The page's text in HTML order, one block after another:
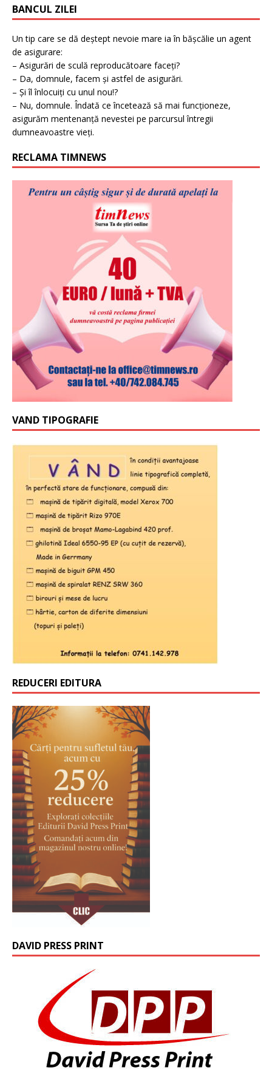
BANCUL ZILEI
Un tip care se dă deștept nevoie mare ia în bășcălie un agent
de asigurare:
– Asigurări de sculă reproducătoare faceți?
– Da, domnule, facem și astfel de asigurări.
– Și îl înlocuiți cu unul nou!?
– Nu, domnule. Îndată ce încetează să mai funcționeze,
asigurăm mentenanță nevestei pe parcursul întregii
dumneavoastre vieți.
RECLAMA TIMNEWS
VAND TIPOGRAFIE
REDUCERI EDITURA
DAVID PRESS PRINT